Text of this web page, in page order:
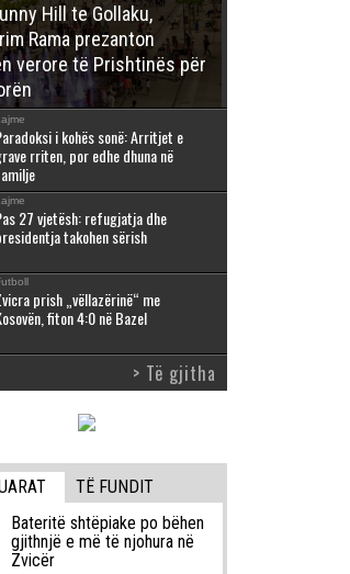
Hill te Gollaku,
Rama prezanton
verore të Prishtinës për
i kohës sonë: Arritjet e
rriten, por edhe dhuna në
27 vjetësh: refugjatja dhe
takohen sërish
prish „vëllazërinë“ me
fiton 4:0 në Bazel
> Të gjitha
TË FUNDIT
Bateritë shtëpiake po bëhen
gjithnjë e më të njohura në
Zvicër